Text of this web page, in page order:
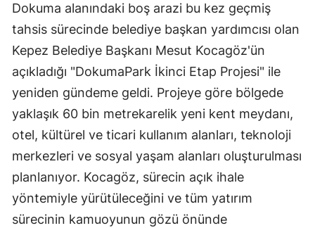
Dokuma alanındaki boş arazi bu kez geçmiş
tahsis sürecinde belediye başkan yardımcısı olan
Kepez Belediye Başkanı Mesut Kocagöz'ün
açıkladığı "DokumaPark İkinci Etap Projesi" ile
yeniden gündeme geldi. Projeye göre bölgede
yaklaşık 60 bin metrekarelik yeni kent meydanı,
otel, kültürel ve ticari kullanım alanları, teknoloji
merkezleri ve sosyal yaşam alanları oluşturulması
planlanıyor. Kocagöz, sürecin açık ihale
yöntemiyle yürütüleceğini ve tüm yatırım
sürecinin kamuoyunun gözü önünde